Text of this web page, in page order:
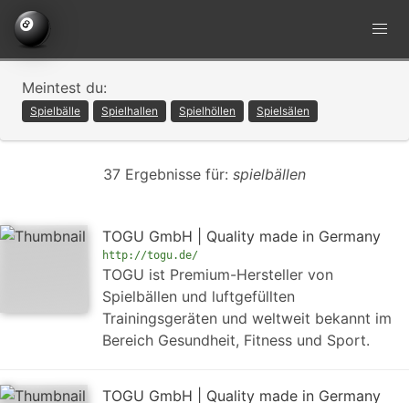
Meintest du:
Spielbälle Spielhallen Spielhöllen Spielsälen
37 Ergebnisse für: spielbällen
TOGU GmbH | Quality made in Germany
http://togu.de/
TOGU ist Premium-Hersteller von
Spielbällen und luftgefüllten
Trainingsgeräten und weltweit bekannt im
Bereich Gesundheit, Fitness und Sport.
TOGU GmbH | Quality made in Germany